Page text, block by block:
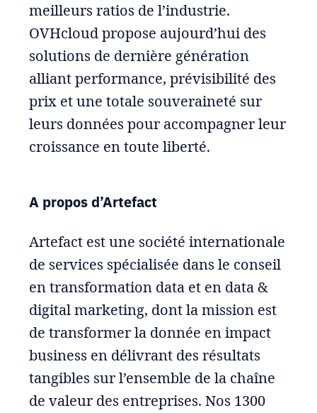
meilleurs ratios de l’industrie.
OVHcloud propose aujourd’hui des
solutions de dernière génération
alliant performance, prévisibilité des
prix et une totale souveraineté sur
leurs données pour accompagner leur
croissance en toute liberté.
A propos d’Artefact
Artefact est une société internationale
de services spécialisée dans le conseil
en transformation data et en data &
digital marketing, dont la mission est
de transformer la donnée en impact
business en délivrant des résultats
tangibles sur l’ensemble de la chaîne
de valeur des entreprises. Nos 1300